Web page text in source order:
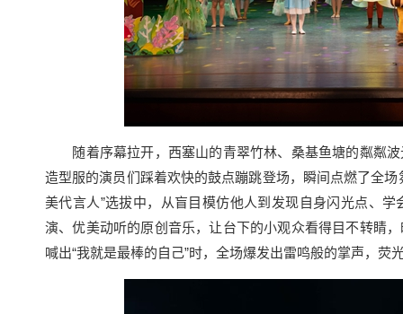
随着序幕拉开，西塞山的青翠竹林、桑基鱼塘的粼粼波
造型服的演员们踩着欢快的鼓点蹦跳登场，瞬间点燃了全
美代言人”选拔中，从盲目模仿他人到发现自身闪光点、
演、优美动听的原创音乐，让台下的小观众看得目不转睛
喊出“我就是最棒的自己”时，全场爆发出雷鸣般的掌声，荧